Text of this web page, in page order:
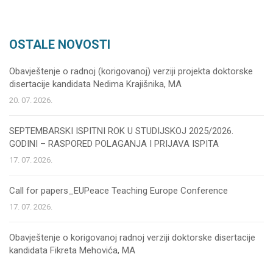
OSTALE NOVOSTI
Obavještenje o radnoj (korigovanoj) verziji projekta doktorske
disertacije kandidata Nedima Krajišnika, MA
20. 07. 2026.
SEPTEMBARSKI ISPITNI ROK U STUDIJSKOJ 2025/2026.
GODINI – RASPORED POLAGANJA I PRIJAVA ISPITA
17. 07. 2026.
Call for papers_EUPeace Teaching Europe Conference
17. 07. 2026.
Obavještenje o korigovanoj radnoj verziji doktorske disertacije
kandidata Fikreta Mehovića, MA